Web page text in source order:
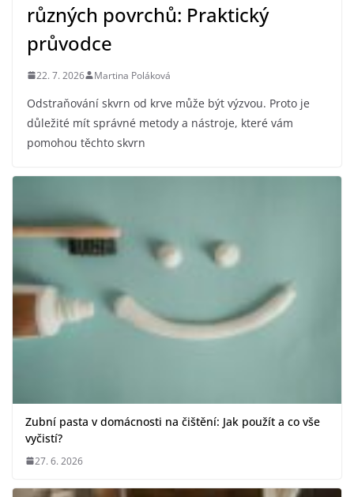
různých povrchů: Praktický
průvodce
22. 7. 2026 Martina Poláková
Odstraňování skvrn od krve může být výzvou. Proto je
důležité mít správné metody a nástroje, které vám
pomohou těchto skvrn
Zubní pasta v domácnosti na čištění: Jak použít a co vše
vyčistí?
27. 6. 2026